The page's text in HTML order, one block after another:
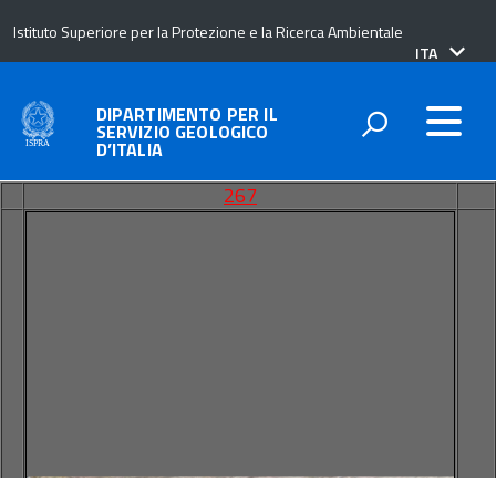
Istituto Superiore per la Protezione e la Ricerca Ambientale
lingua
ITA
DIPARTIMENTO PER IL
SERVIZIO GEOLOGICO
D’ITALIA
267